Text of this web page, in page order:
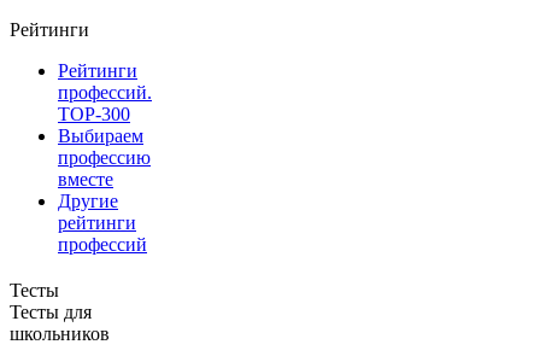
Рейтинги
Рейтинги
профессий.
TOP-300
Выбираем
профессию
вместе
Другие
рейтинги
профессий
Тесты
Тесты для
школьников